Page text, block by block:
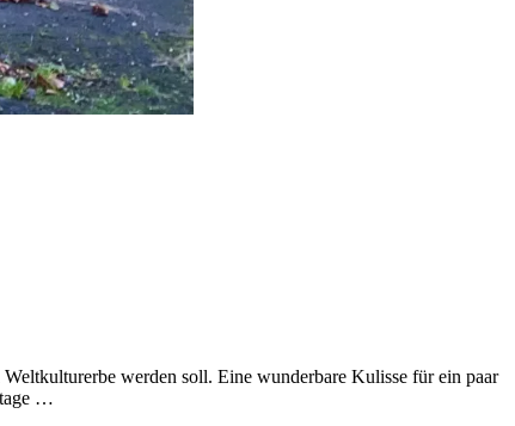
werden soll. Eine wunderbare Kulisse für ein paar
…